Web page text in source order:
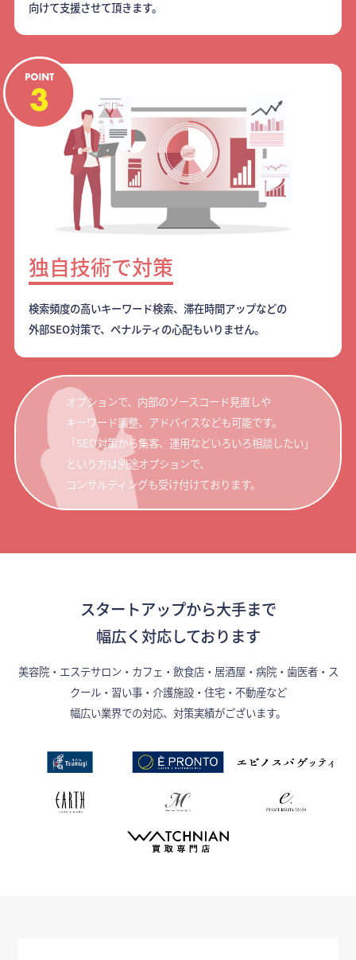
向けて支援させて頂きます。
独自技術で対策
検索頻度の高いキーワード検索、滞在時間アップなどの
外部SEO対策で、ペナルティの心配もいりません。
オプションで、内部のソースコード見直しや
キーワード調整、アドバイスなども可能です。
「SEO対策から集客、運用などいろいろ相談したい」
という方は別途オプションで、
コンサルティングも受け付けております。
スタートアップから大手まで
幅広く対応しております
美容院・エステサロン・カフェ・飲食店・居酒屋・病院・歯医者・ス
クール・習い事・介護施設・住宅・不動産など
幅広い業界での対応、対策実績がございます。